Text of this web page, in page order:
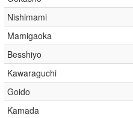
Nishimami
Mamigaoka
Besshiyo
Kawaraguchi
Goido
Kamada